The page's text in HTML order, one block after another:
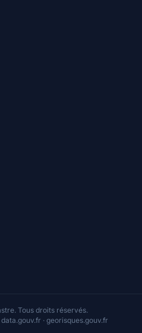
Tous droits réservés.
data.gouv.fr · georisques.gouv.fr